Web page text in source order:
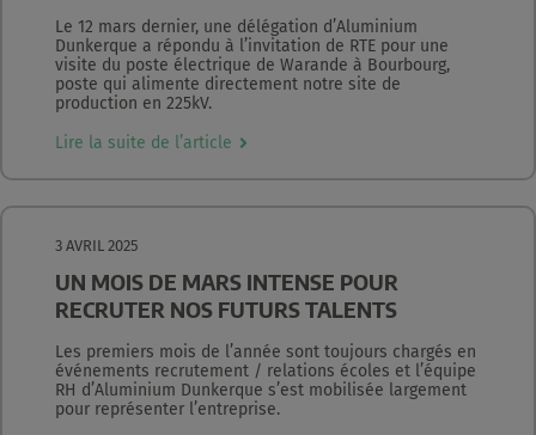
Le 12 mars dernier, une délégation d’Aluminium
Dunkerque a répondu à l’invitation de RTE pour une
visite du poste électrique de Warande à Bourbourg,
poste qui alimente directement notre site de
production en 225kV.
Lire la suite de l’article
3 AVRIL 2025
UN MOIS DE MARS INTENSE POUR
RECRUTER NOS FUTURS TALENTS
Les premiers mois de l’année sont toujours chargés en
événements recrutement / relations écoles et l’équipe
RH d’Aluminium Dunkerque s’est mobilisée largement
pour représenter l’entreprise.